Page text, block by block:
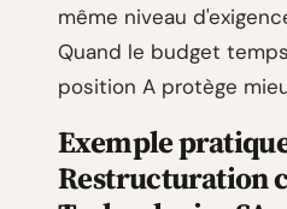
même niveau
Quand le budget
position A protège
Exemple
Restructuration